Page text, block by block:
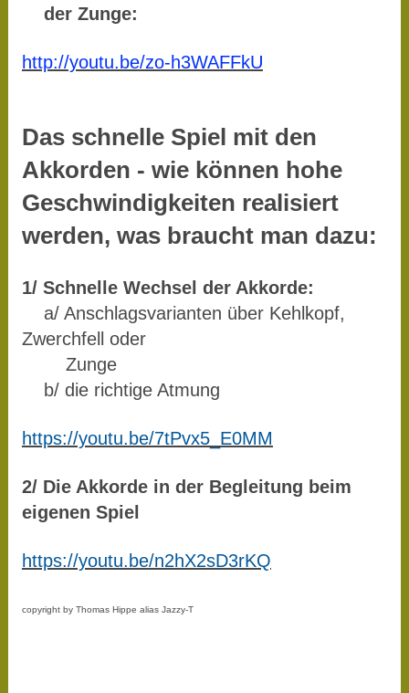
der Zunge:
http://youtu.be/zo-h3WAFFkU
Das schnelle Spiel mit den
Akkorden - wie können hohe
Geschwindigkeiten realisiert
werden, was braucht man dazu:
1/ Schnelle Wechsel der Akkorde:
a/ Anschlagsvarianten über Kehlkopf,
Zwerchfell oder
Zunge
b/ die richtige Atmung
https://youtu.be/7tPvx5_E0MM
2/ Die Akkorde in der Begleitung beim
eigenen Spiel
https://youtu.be/n2hX2sD3rKQ
copyright by Thomas Hippe alias Jazzy-T